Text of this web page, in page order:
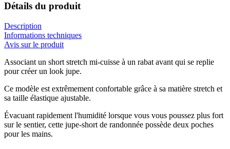
Détails du produit
Description
Informations techniques
Avis sur le produit
Associant un short stretch mi-cuisse à un rabat avant qui se replie
pour créer un look jupe.
Ce modèle est extrêmement confortable grâce à sa matière stretch et
sa taille élastique ajustable.
Évacuant rapidement l'humidité lorsque vous vous poussez plus fort
sur le sentier, cette jupe-short de randonnée possède deux poches
pour les mains.